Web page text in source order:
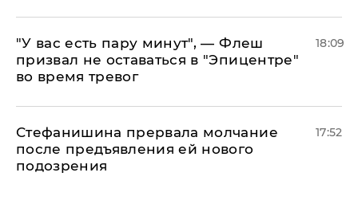
​"У вас есть пару минут", — Флеш
призвал не оставаться в "Эпицентре"
во время тревог
18:09
Стефанишина прервала молчание
после предъявления ей нового
подозрения
17:52